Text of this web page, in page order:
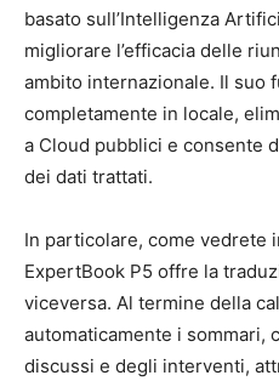
basato sull’Intelligenza
migliorare l’efficacia delle
ambito internazionale. Il suo
completamente in locale,
a Cloud pubblici e consente
dei dati trattati.
In particolare, come vedrete
ExpertBook P5 offre la
viceversa. Al termine della
automaticamente i sommari,
discussi e degli interventi,